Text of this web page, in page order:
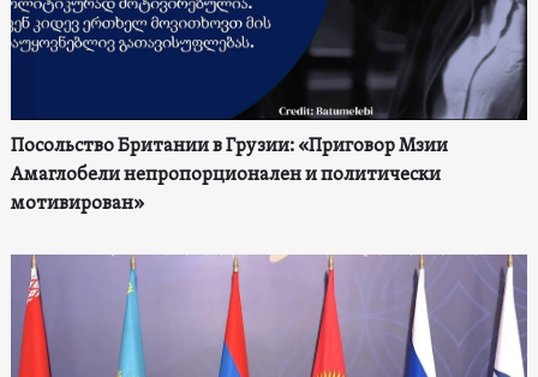
Посольство Британии в Грузии: «Приговор Мзии
Амаглобели непропорционален и политически
мотивирован»